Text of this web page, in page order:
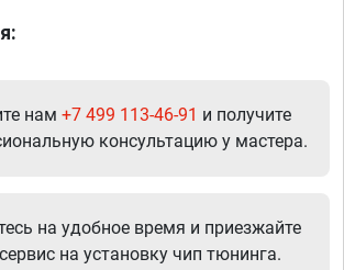
нам +7 499 113-46-91 и получите
консультацию у мастера.
на удобное время и приезжайте
на установку чип тюнинга.